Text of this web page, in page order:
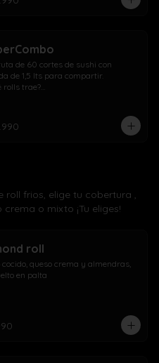
de 60 cortes de sushi con
de 1,5 lts para compartir.
rolls trae?
cebollín, queso crema
en panko
en queso
cebollín, queso crema
roll frios, elige tu cobertura ,
o mixto ¡Tu eliges!
roll
cocido, queso crema y almendras,
en palta